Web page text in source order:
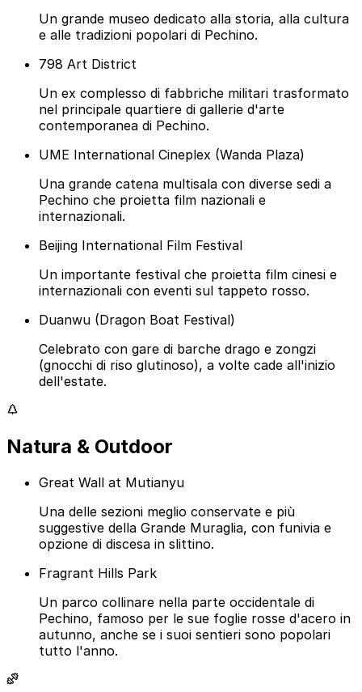
Un grande museo dedicato alla storia, alla cultura
e alle tradizioni popolari di Pechino.
798 Art District
Un ex complesso di fabbriche militari trasformato
nel principale quartiere di gallerie d'arte
contemporanea di Pechino.
UME International Cineplex (Wanda Plaza)
Una grande catena multisala con diverse sedi a
Pechino che proietta film nazionali e
internazionali.
Beijing International Film Festival
Un importante festival che proietta film cinesi e
internazionali con eventi sul tappeto rosso.
Duanwu (Dragon Boat Festival)
Celebrato con gare di barche drago e zongzi
(gnocchi di riso glutinoso), a volte cade all'inizio
dell'estate.
Natura & Outdoor
Great Wall at Mutianyu
Una delle sezioni meglio conservate e più
suggestive della Grande Muraglia, con funivia e
opzione di discesa in slittino.
Fragrant Hills Park
Un parco collinare nella parte occidentale di
Pechino, famoso per le sue foglie rosse d'acero in
autunno, anche se i suoi sentieri sono popolari
tutto l'anno.